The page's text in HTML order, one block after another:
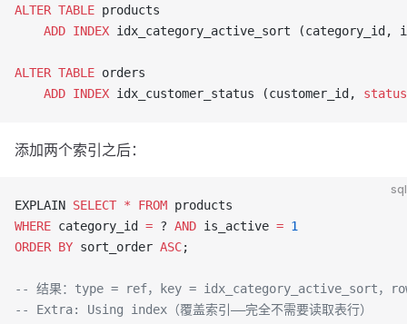
ALTER TABLE products
    ADD
INDEX idx_category_active_sort
ALTER TABLE orders
    ADD
INDEX idx_customer_status (customer_id, status
添加两个索引之后：
sql
EXPLAIN SELECT * FROM products
WHERE category_id = ? AND is_active = 1
ORDER BY sort_order ASC;
-- 结果：type = ref，key = idx_category_active_sort，
-- Extra: Using index（覆盖索引——完全不需要读取表行）